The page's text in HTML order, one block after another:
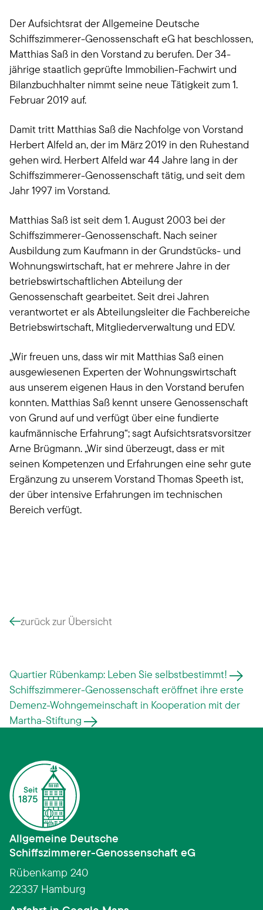
Der Aufsichtsrat der Allgemeine Deutsche
Schiffszimmerer-Genossenschaft eG hat beschlossen,
Matthias Saß in den Vorstand zu berufen. Der 34-
jährige staatlich geprüfte Immobilien-Fachwirt und
Bilanzbuchhalter nimmt seine neue Tätigkeit zum 1.
Februar 2019 auf.
Damit tritt Matthias Saß die Nachfolge von Vorstand
Herbert Alfeld an, der im März 2019 in den Ruhestand
gehen wird. Herbert Alfeld war 44 Jahre lang in der
Schiffszimmerer-Genossenschaft tätig, und seit dem
Jahr 1997 im Vorstand.
Matthias Saß ist seit dem 1. August 2003 bei der
Schiffszimmerer-Genossenschaft. Nach seiner
Ausbildung zum Kaufmann in der Grundstücks- und
Wohnungswirtschaft, hat er mehrere Jahre in der
betriebswirtschaftlichen Abteilung der
Genossenschaft gearbeitet. Seit drei Jahren
verantwortet er als Abteilungsleiter die Fachbereiche
Betriebswirtschaft, Mitgliederverwaltung und EDV.
„Wir freuen uns, dass wir mit Matthias Saß einen
ausgewiesenen Experten der Wohnungswirtschaft
aus unserem eigenen Haus in den Vorstand berufen
konnten. Matthias Saß kennt unsere Genossenschaft
von Grund auf und verfügt über eine fundierte
kaufmännische Erfahrung“; sagt Aufsichtsratsvorsitzer
Arne Brügmann. „Wir sind überzeugt, dass er mit
seinen Kompetenzen und Erfahrungen eine sehr gute
Ergänzung zu unserem Vorstand Thomas Speeth ist,
der über intensive Erfahrungen im technischen
Bereich verfügt.
zurück zur Übersicht
Quartier Rübenkamp: Leben Sie selbstbestimmt!
Schiffszimmerer-Genossenschaft eröffnet ihre erste
Demenz-Wohngemeinschaft in Kooperation mit der
Martha-Stiftung
Allgemeine Deutsche
Schiffszimmerer­-­Genossenschaft eG
Rübenkamp 240
22337 Hamburg